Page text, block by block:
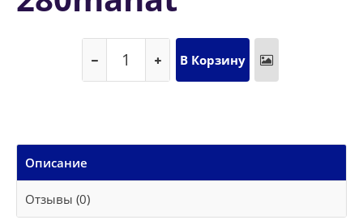
Описание
Отзывы (0)